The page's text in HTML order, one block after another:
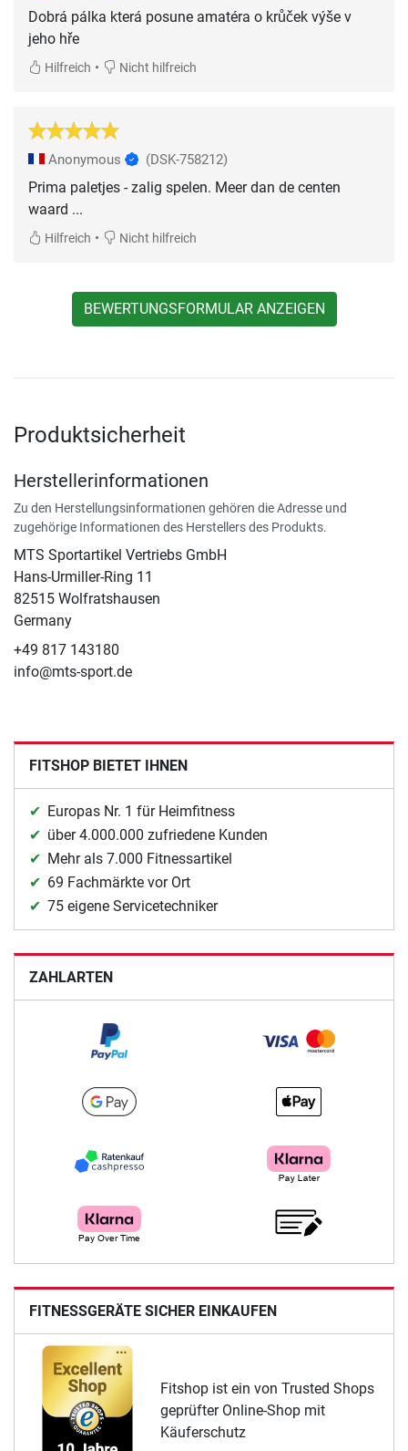
Dobrá pálka která posune amatéra o krůček výše v
jeho hře
Hilfreich • Nicht hilfreich
Anonymous (DSK-758212)
Prima paletjes - zalig spelen. Meer dan de centen
waard ...
Hilfreich • Nicht hilfreich
BEWERTUNGSFORMULAR ANZEIGEN
Produktsicherheit
Herstellerinformationen
Zu den Herstellungsinformationen gehören die Adresse und
zugehörige Informationen des Herstellers des Produkts.
MTS Sportartikel Vertriebs GmbH
Hans-Urmiller-Ring 11
82515 Wolfratshausen
Germany
+49 817 143180
info@mts-sport.de
FITSHOP BIETET IHNEN
Europas Nr. 1 für Heimfitness
über 4.000.000 zufriedene Kunden
Mehr als 7.000 Fitnessartikel
69 Fachmärkte vor Ort
75 eigene Servicetechniker
ZAHLARTEN
FITNESSGERÄTE SICHER EINKAUFEN
Fitshop ist ein von Trusted Shops
geprüfter Online-Shop mit
Käuferschutz